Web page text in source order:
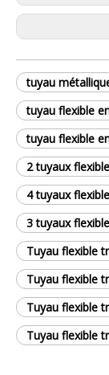
tuyau
tuyau flexible
tuyau flexible
2 tuyaux
4 tuyaux
3 tuyaux
Tuyau flexible
Tuyau flexible
Tuyau flexible
Tuyau flexible